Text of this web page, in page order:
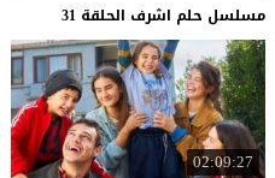
مسلسل حلم اشرف الحلقة 31
02:09:27